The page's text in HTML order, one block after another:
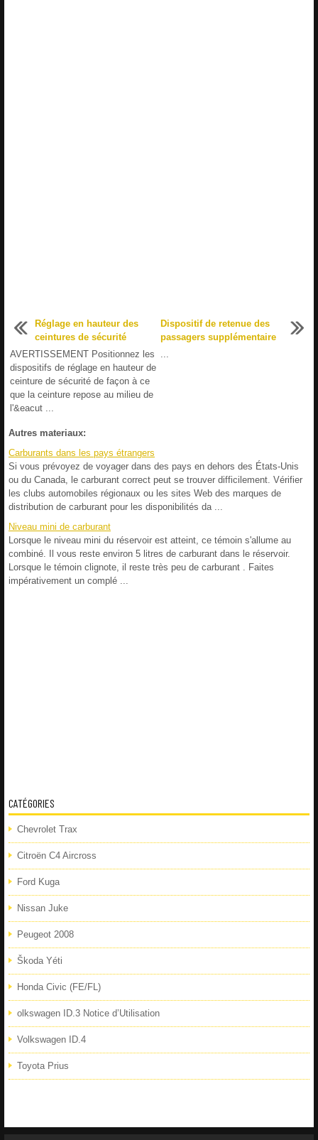
Réglage en hauteur des
ceintures de sécurité
AVERTISSEMENT Positionnez les
dispositifs de réglage en hauteur de
ceinture de sécurité de façon à ce
que la ceinture repose au milieu de
l'&eacut ...
Dispositif de retenue des
passagers supplémentaire
Autres materiaux:
Carburants dans les pays étrangers
Si vous prévoyez de voyager dans des pays en dehors des États-Unis
ou du Canada, le carburant correct peut se trouver difficilement. Vérifier
les clubs automobiles régionaux ou les sites Web des marques de
distribution de carburant pour les disponibilités da ...
Niveau mini de carburant
Lorsque le niveau mini du réservoir est atteint, ce témoin s'allume au
combiné. Il vous reste environ 5 litres de carburant dans le réservoir.
Lorsque le témoin clignote, il reste très peu de carburant . Faites
impérativement un complé ...
CATÉGORIES
Chevrolet Trax
Citroën C4 Aircross
Ford Kuga
Nissan Juke
Peugeot 2008
Škoda Yéti
Honda Civic (FE/FL)
olkswagen ID.3 Notice d’Utilisation
Volkswagen ID.4
Toyota Prius